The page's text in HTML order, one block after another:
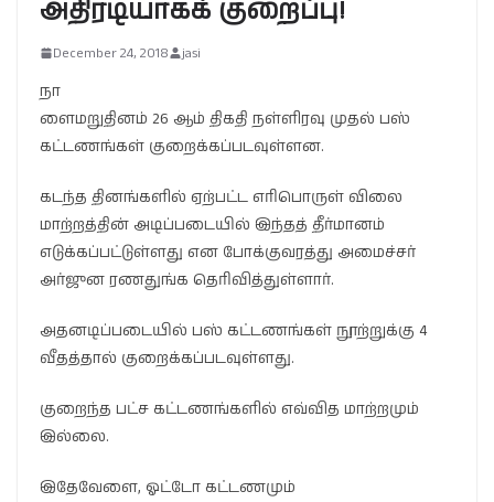
அதிரடியாகக் குறைப்பு!
December 24, 2018 jasi
நா
ளைமறுதினம் 26 ஆம் திகதி நள்ளிரவு முதல் பஸ்
கட்டணங்கள் குறைக்கப்படவுள்ளன.
கடந்த தினங்களில் ஏற்பட்ட எரிபொருள் விலை
மாற்றத்தின் அடிப்படையில் இந்தத் தீர்மானம்
எடுக்கப்பட்டுள்ளது என போக்குவரத்து அமைச்சர்
அர்ஜுன ரணதுங்க தெரிவித்துள்ளார்.
அதனடிப்படையில் பஸ் கட்டணங்கள் நூற்றுக்கு 4
வீதத்தால் குறைக்கப்படவுள்ளது.
குறைந்த பட்ச கட்டணங்களில் எவ்வித மாற்றமும்
இல்லை.
இதேவேளை, ஓட்டோ கட்டணமும்